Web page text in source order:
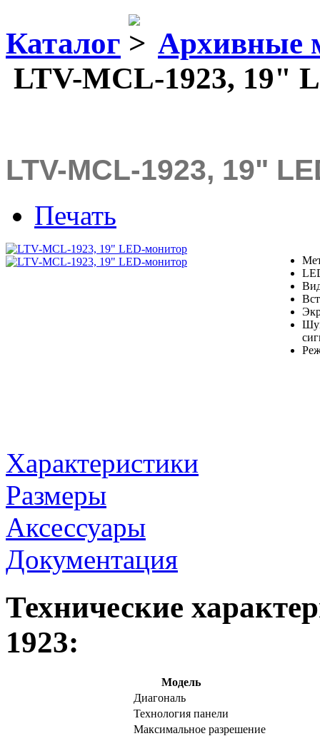
Каталог
Архивные
LTV-MCL-1923, 19"
LTV-MCL-1923, 19"
Печать
Характеристики
Размеры
Аксессуары
Документация
Технические
1923:
Модель
Диагональ
Технология панели
Максимальное разрешение